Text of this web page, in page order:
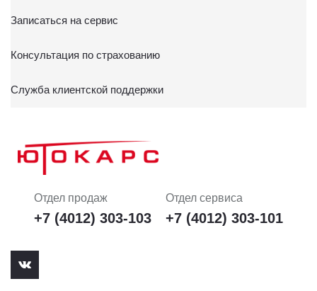
Записаться на сервис
Консультация по страхованию
Служба клиентской поддержки
Отдел продаж
+7 (4012) 303-103
Отдел сервиса
+7 (4012) 303-101